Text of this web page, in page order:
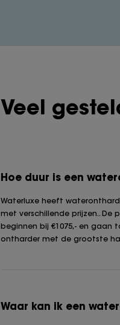
Veel
Hoe duur is een
Waterluxe heeft
met verschillende prijzen.. De
beginnen bij €1075,- en gaan
ontharder met de grootste
Waar kan ik een